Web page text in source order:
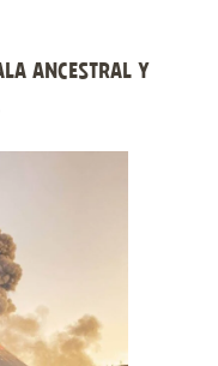
ancestral y